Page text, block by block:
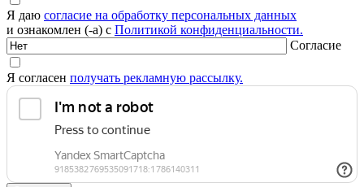
Я даю согласие на обработку персональных данных
и ознакомлен (-а) с Политикой конфиденциальности.
Согласие
Я согласен получать рекламную рассылку.